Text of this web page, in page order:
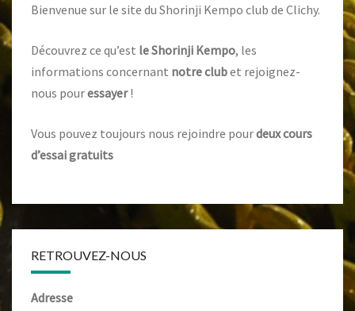
Bienvenue sur le site du Shorinji Kempo club de Clichy.
Découvrez ce qu’est le Shorinji Kempo, les
informations concernant notre clubet rejoignez-
nous pouressayer!
Vous pouvez toujours nous rejoindre pourdeux cours
d’essai gratuits
RETROUVEZ-NOUS
Adresse